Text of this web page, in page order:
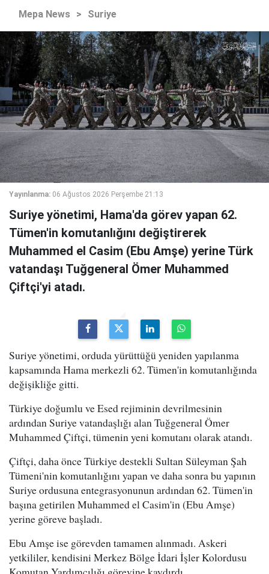
Mepa News > Suriye
Yayınlanma: 06 Ağustos 2026 Perşembe 21:13
Suriye yönetimi, Hama'da görev yapan 62.
Tümen'in komutanlığını değiştirerek
Muhammed el Casim (Ebu Amşe) yerine Türk
vatandaşı Tuğgeneral Ömer Muhammed
Çiftçi'yi atadı.
Suriye yönetimi, orduda yürüttüğü yeniden yapılanma
kapsamında Hama merkezli 62. Tümen'in komutanlığında
değişikliğe gitti.
Türkiye doğumlu ve Esed rejiminin devrilmesinin
ardından Suriye vatandaşlığı alan Tuğgeneral Ömer
Muhammed Çiftçi, tümenin yeni komutanı olarak atandı.
Çiftçi, daha önce Türkiye destekli Sultan Süleyman Şah
Tümeni'nin komutanlığını yapan ve daha sonra bu yapının
Suriye ordusuna entegrasyonunun ardından 62. Tümen'in
başına getirilen Muhammed el Casim'in (Ebu Amşe)
yerine göreve başladı.
Ebu Amşe ise görevden tamamen alınmadı. Askeri
yetkililer, kendisini Merkez Bölge İdari İşler Kolordusu